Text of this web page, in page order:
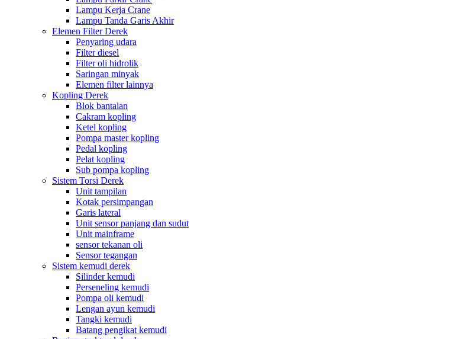
Lampu Kerja Crane
Lampu Tanda Garis Akhir
Elemen Filter Derek
Penyaring udara
Filter diesel
Filter oli hidrolik
Saringan minyak
Elemen filter lainnya
Kopling Derek
Blok bantalan
Cakram kopling
Ketel kopling
Pompa master kopling
Pedal kopling
Pelat kopling
Sub pompa kopling
Sistem Torsi Derek
Unit tampilan
Kotak persimpangan
Garis lateral
Unit sensor panjang dan sudut
Unit mainframe
sensor tekanan oli
Sensor tegangan
Sistem kemudi derek
Silinder kemudi
Perseneling kemudi
Pompa oli kemudi
Lengan ayun kemudi
Tangki kemudi
Batang pengikat kemudi